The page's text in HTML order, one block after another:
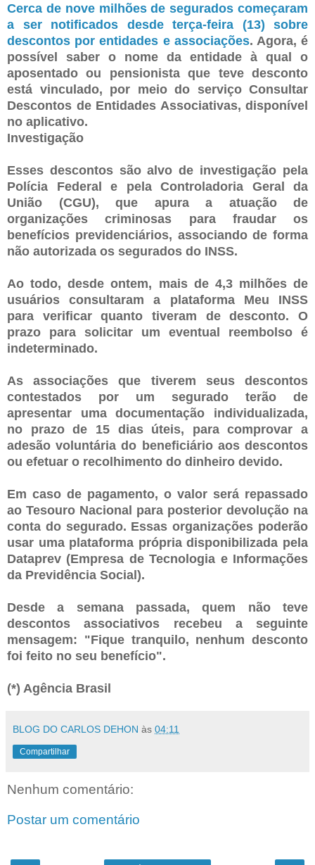
Cerca de nove milhões de segurados começaram
a ser notificados desde terça-feira (13) sobre
descontos por entidades e associações. Agora, é
possível saber o nome da entidade à qual o
aposentado ou pensionista que teve desconto
está vinculado, por meio do serviço Consultar
Descontos de Entidades Associativas, disponível
no aplicativo.
Investigação
Esses descontos são alvo de investigação pela
Polícia Federal e pela Controladoria Geral da
União (CGU), que apura a atuação de
organizações criminosas para fraudar os
benefícios previdenciários, associando de forma
não autorizada os segurados do INSS.
Ao todo, desde ontem, mais de 4,3 milhões de
usuários consultaram a plataforma Meu INSS
para verificar quanto tiveram de desconto. O
prazo para solicitar um eventual reembolso é
indeterminado.
As associações que tiverem seus descontos
contestados por um segurado terão de
apresentar uma documentação individualizada,
no prazo de 15 dias úteis, para comprovar a
adesão voluntária do beneficiário aos descontos
ou efetuar o recolhimento do dinheiro devido.
Em caso de pagamento, o valor será repassado
ao Tesouro Nacional para posterior devolução na
conta do segurado. Essas organizações poderão
usar uma plataforma própria disponibilizada pela
Dataprev (Empresa de Tecnologia e Informações
da Previdência Social).
Desde a semana passada, quem não teve
descontos associativos recebeu a seguinte
mensagem: "Fique tranquilo, nenhum desconto
foi feito no seu benefício".
(*) Agência Brasil
BLOG DO CARLOS DEHON às 04:11
Compartilhar
Nenhum comentário:
Postar um comentário